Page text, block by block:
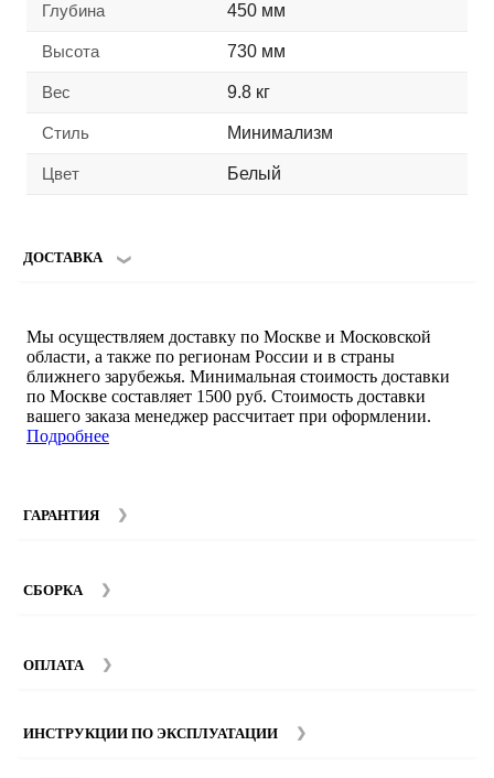
Глубина 450 мм
Высота 730 мм
Вес 9.8 кг
Стиль Минимализм
Цвет Белый
ДОСТАВКА
Мы осуществляем доставку по Москве и Московской
области, а также по регионам России и в страны
ближнего зарубежья. Минимальная стоимость доставки
по Москве составляет 1500 руб. Стоимость доставки
вашего заказа менеджер рассчитает при оформлении.
Подробнее
ГАРАНТИЯ
составляет 12 месяцев с момента покупки при
СБОРКА
Стоимость сборки зависит от количества и моделей
ОПЛАТА
ИНСТРУКЦИИ ПО ЭКСПЛУАТАЦИИ